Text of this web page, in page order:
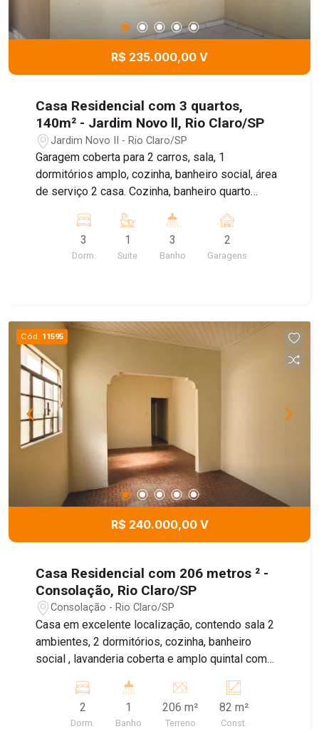
R$ 235.000,00 V
Casa Residencial com 3 quartos,
140m² - Jardim Novo ll, Rio Claro/SP
Jardim Novo II - Rio Claro/SP
Garagem coberta para 2 carros, sala, 1
dormitórios amplo, cozinha, banheiro social, área
de serviço 2 casa. Cozinha, banheiro quarto
3
Dorm.
1
Suite
3
Banho
2
Garagens
Cód. 11595
R$ 240.000,00 V
Casa Residencial com 206 metros ² -
Consolação, Rio Claro/SP
Consolação - Rio Claro/SP
Casa em excelente localização, contendo sala 2
ambientes, 2 dormitórios, cozinha, banheiro
social , lavanderia coberta e amplo quintal com
construção e ampliação. Possui garagem apenas
para moto.
2
Dorm.
1
Banho
206 m²
Terreno
82 m²
Const.